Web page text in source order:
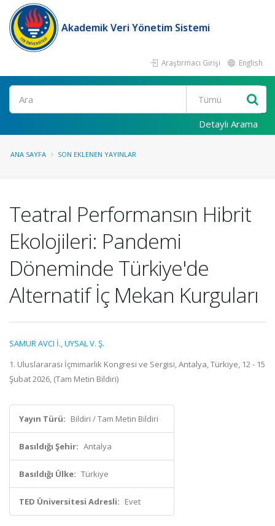
Akademik Veri Yönetim Sistemi
Araştırmacı Girişi English
Ara
Detaylı Arama
ANA SAYFA SON EKLENEN YAYINLAR
Teatral Performansın Hibrit
Ekolojileri: Pandemi
Döneminde Türkiye'de
Alternatif İç Mekan Kurguları
SAMUR AVCI İ.,UYSAL V. Ş.
1. Uluslararası İçmimarlık Kongresi ve Sergisi, Antalya, Türkiye, 12 - 15
Şubat 2026, (Tam Metin Bildiri)
Yayın Türü: Bildiri / Tam Metin Bildiri
Basıldığı Şehir: Antalya
Basıldığı Ülke: Türkiye
TED Üniversitesi Adresli: Evet